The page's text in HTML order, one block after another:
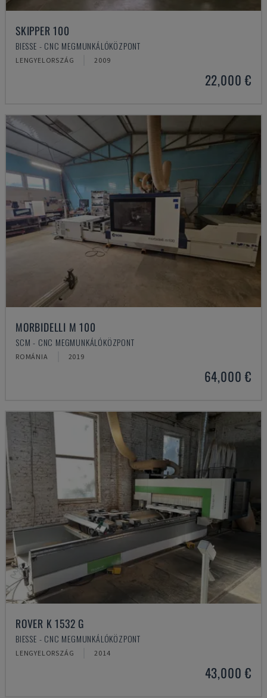
SKIPPER 100
BIESSE - CNC MEGMUNKÁLÓKÖZPONT
LENGYELORSZÁG 2009
22,000 €
MORBIDELLI M 100
SCM - CNC MEGMUNKÁLÓKÖZPONT
ROMÁNIA 2019
64,000 €
ROVER K 1532 G
BIESSE - CNC MEGMUNKÁLÓKÖZPONT
LENGYELORSZÁG 2014
43,000 €